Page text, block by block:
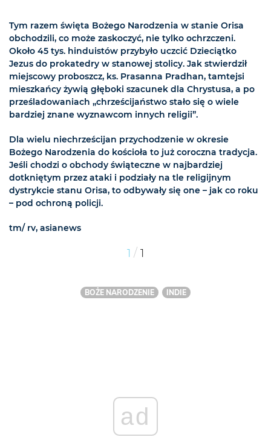
Tym razem święta Bożego Narodzenia w stanie Orisa
obchodzili, co może zaskoczyć, nie tylko ochrzczeni.
Około 45 tys. hinduistów przybyło uczcić Dzieciątko
Jezus do prokatedry w stanowej stolicy. Jak stwierdził
miejscowy proboszcz, ks. Prasanna Pradhan, tamtejsi
mieszkańcy żywią głęboki szacunek dla Chrystusa, a po
prześladowaniach „chrześcijaństwo stało się o wiele
bardziej znane wyznawcom innych religii”.
Dla wielu niechrześcijan przychodzenie w okresie
Bożego Narodzenia do kościoła to już coroczna tradycja.
Jeśli chodzi o obchody świąteczne w najbardziej
dotkniętym przez ataki i podziały na tle religijnym
dystrykcie stanu Orisa, to odbywały się one – jak co roku
– pod ochroną policji.
tm/ rv, asianews
1 / 1
BOŻE NARODZENIE INDIE
ad